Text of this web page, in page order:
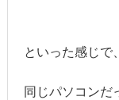
といった感じで、
同じパソコンだ